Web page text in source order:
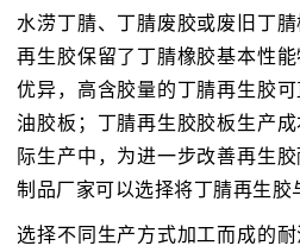
水涝丁腈、丁腈废胶或废旧丁
再生胶保留了丁腈橡胶基本性
优异，高含胶量的丁腈再生胶
油胶板；丁腈再生胶胶板生产
际生产中，为进一步改善再生
制品厂家可以选择将丁腈再生胶
选择不同生产方式加工而成的